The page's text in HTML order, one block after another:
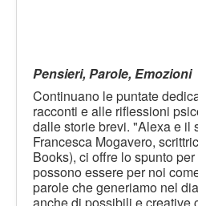
Pensieri, Parole, Emozioni
Continuano le puntate
racconti e alle riflessioni
dalle storie brevi. "Alexa e il
Francesca Mogavero,
Books), ci offre lo spunto
possono essere per noi
parole che generiamo nel